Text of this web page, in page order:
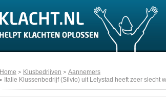
Home Klusbedrijven
Aannemers
Italie Klussenbedrijf (Silvio) uit Lelystad heeft zeer slecht